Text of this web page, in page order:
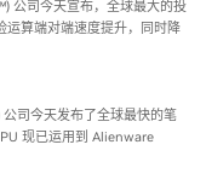
公司今天宣布，全球最大的投
运算端对端速度提升，同时降
司今天发布了全球最快的笔
现已运用到 Alienware